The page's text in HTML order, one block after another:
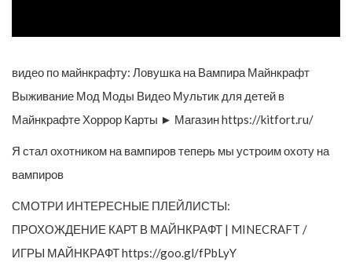
видео по майнкрафту: Ловушка на Вампира Майнкрафт
Выживание Мод Моды Видео Мультик для детей в
Майнкрафте Хоррор Карты ► Магазин https://kitfort.ru/
Я стал охотником на вампиров теперь мы устроим охоту на
вампиров
СМОТРИ ИНТЕРЕСНЫЕ ПЛЕЙЛИСТЫ:
ПРОХОЖДЕНИЕ КАРТ В МАЙНКРАФТ | MINECRAFT /
ИГРЫ МАЙНКРАФТ https://goo.gl/fPbLyY